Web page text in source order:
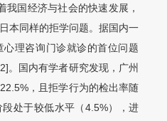
我国经济与社会的快速发展，
本同样的拒学问题。据国内一
理咨询门诊就诊的首位问题
。国内有学者研究发现，广州
，且拒学行为的检出率随
处于较低水平（4.5%），进